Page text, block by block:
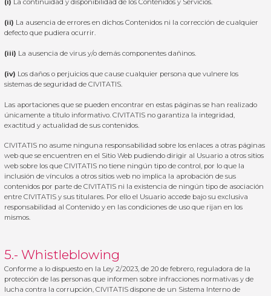
(i) La continuidad y disponibilidad de los Contenidos y Servicios.
(ii) La ausencia de errores en dichos Contenidos ni la corrección de cualquier
defecto que pudiera ocurrir.
(iii) La ausencia de virus y/o demás componentes dañinos.
(iv) Los daños o perjuicios que cause cualquier persona que vulnere los
sistemas de seguridad de CIVITATIS.
Las aportaciones que se pueden encontrar en estas páginas se han realizado
únicamente a título informativo. CIVITATIS no garantiza la integridad,
exactitud y actualidad de sus contenidos.
CIVITATIS no asume ninguna responsabilidad sobre los enlaces a otras páginas
web que se encuentren en el Sitio Web pudiendo dirigir al Usuario a otros sitios
web sobre los que CIVITATIS no tiene ningún tipo de control, por lo que la
inclusión de vínculos a otros sitios web no implica la aprobación de sus
contenidos por parte de CIVITATIS ni la existencia de ningún tipo de asociación
entre CIVITATIS y sus titulares. Por ello el Usuario accede bajo su exclusiva
responsabilidad al Contenido y en las condiciones de uso que rijan en los
mismos.
5.- Whistleblowing
Conforme a lo dispuesto en la Ley 2/2023, de 20 de febrero, reguladora de la
protección de las personas que informen sobre infracciones normativas y de
lucha contra la corrupción, CIVITATIS dispone de un Sistema Interno de